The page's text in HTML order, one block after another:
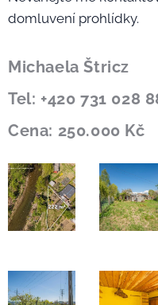
domluvení prohlídky.
Michaela Štricz
Tel: +420 731 028
Cena: 250.000 Kč